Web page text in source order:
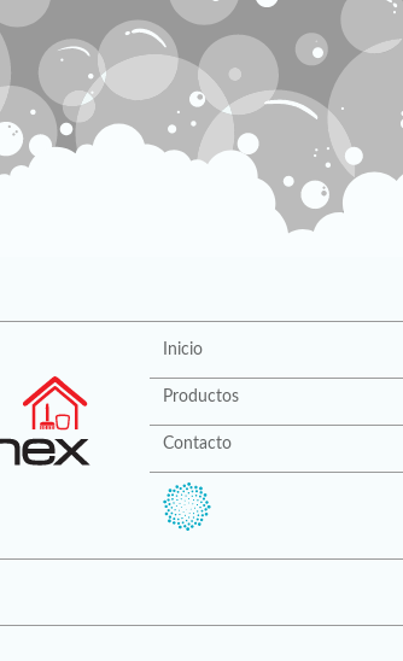
Inicio
Productos
Contacto